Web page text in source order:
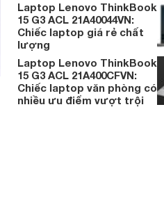
Laptop Lenovo ThinkBook
15 G3 ACL 21A40044VN:
Chiếc laptop giá rẻ chất
lượng
Laptop Lenovo ThinkBook
15 G3 ACL 21A400CFVN:
Chiếc laptop văn phòng có
nhiều ưu điểm vượt trội